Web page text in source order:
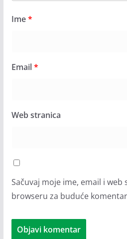
Ime*
Email*
Web stranica
Sačuvaj moje ime, email i
browseru za buduće